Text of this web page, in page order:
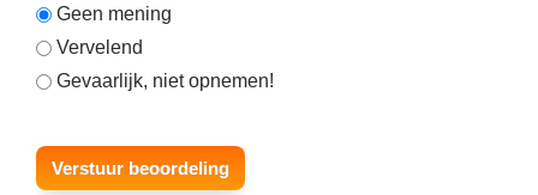
Geen mening
Vervelend
Gevaarlijk, niet opnemen!